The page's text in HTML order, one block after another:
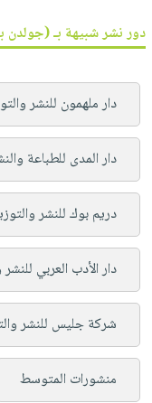
دور نشر شبيهة بـ (جولدن
دار ملهمون للنشر
دار المدى للطباعة
دريم بوك للنشر
دار الأدب العربي
شركة جليس للنشر
منشورات المتوسط